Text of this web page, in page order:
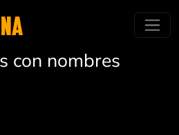
con nombres